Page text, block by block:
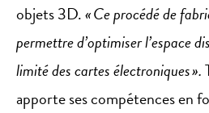
objets 3D.« Ce procédé de
permettre d’optimiser l’espace
limité des cartes électroniques ».
apporte ses compétences en